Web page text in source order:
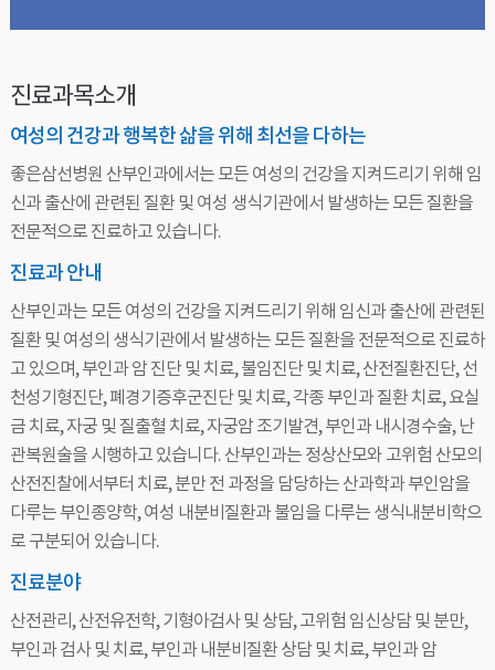
진료과목소개
여성의 건강과 행복한 삶을 위해 최선을 다하는
좋은삼선병원 산부인과에서는 모든 여성의 건강을 지켜드리기 위해 임
신과 출산에 관련된 질환 및 여성 생식기관에서 발생하는 모든 질환을
전문적으로 진료하고 있습니다.
진료과 안내
산부인과는 모든 여성의 건강을 지켜드리기 위해 임신과 출산에 관련된
질환 및 여성의 생식기관에서 발생하는 모든 질환을 전문적으로 진료하
고 있으며, 부인과 암 진단 및 치료, 불임진단 및 치료, 산전질환진단, 선
천성기형진단, 폐경기증후군진단 및 치료, 각종 부인과 질환 치료, 요실
금 치료, 자궁 및 질출혈 치료, 자궁암 조기발견, 부인과 내시경수술, 난
관복원술을 시행하고 있습니다. 산부인과는 정상산모와 고위험 산모의
산전진찰에서부터 치료, 분만 전 과정을 담당하는 산과학과 부인암을
다루는 부인종양학, 여성 내분비질환과 불임을 다루는 생식내분비학으
로 구분되어 있습니다.
진료분야
산전관리, 산전유전학, 기형아검사 및 상담, 고위험 임신상담 및 분만,
부인과 검사 및 치료, 부인과 내분비질환 상담 및 치료, 부인과 암